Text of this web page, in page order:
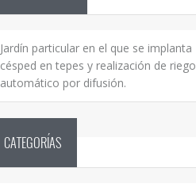
Jardín particular en el que se implanta
césped en tepes y realización de riego
automático por difusión.
CATEGORÍAS